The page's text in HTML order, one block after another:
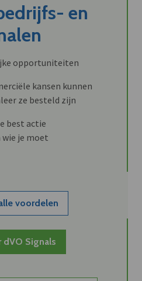
en
opportuniteiten
kansen kunnen
ze besteld zijn
best actie
je moet
voordelen
dVO Signals